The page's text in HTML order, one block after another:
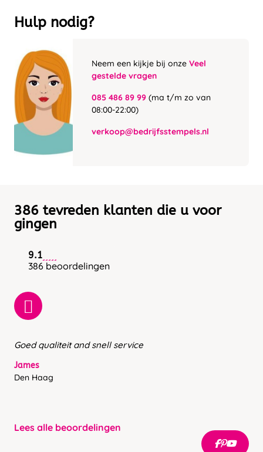
Hulp nodig?
Neem een kijkje bij onze Veel
gestelde vragen
085 486 89 99 (ma t/m zo van
08:00-22:00)
verkoop@bedrijfsstempels.nl
386 tevreden klanten die u voor
gingen
9.1
386 beoordelingen
Goed qualiteit and snell service
James
Den Haag
Lees alle beoordelingen